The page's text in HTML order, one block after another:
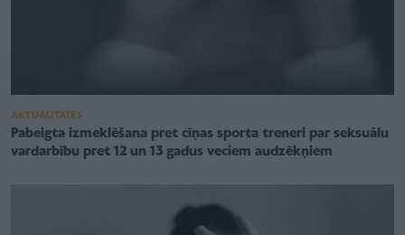
AKTUALITĀTES
Pabeigta izmeklēšana pret cīņas sporta treneri par seksuālu
vardarbību pret 12 un 13 gadus veciem audzēkņiem